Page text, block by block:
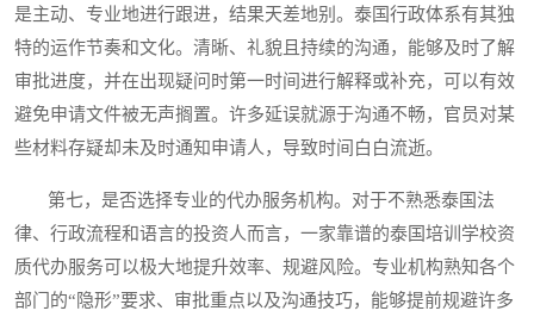
是主动、专业地进行跟进，结果天差地别。泰国行政体系有其独
特的运作节奏和文化。清晰、礼貌且持续的沟通，能够及时了解
审批进度，并在出现疑问时第一时间进行解释或补充，可以有效
避免申请文件被无声搁置。许多延误就源于沟通不畅，官员对某
些材料存疑却未及时通知申请人，导致时间白白流逝。
第七，是否选择专业的代办服务机构。对于不熟悉泰国法
律、行政流程和语言的投资人而言，一家靠谱的泰国培训学校资
质代办服务可以极大地提升效率、规避风险。专业机构熟知各个
部门的“隐形”要求、审批重点以及沟通技巧，能够提前规避许多